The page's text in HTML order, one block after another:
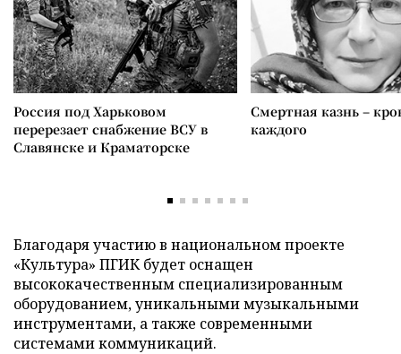
Россия под Харьковом
перерезает снабжение ВСУ в
Славянске и Краматорске
Смертная казнь –
каждого
Благодаря участию в национальном проекте
«Культура» ПГИК будет оснащен
высококачественным специализированным
оборудованием, уникальными музыкальными
инструментами, а также современными
системами коммуникаций.